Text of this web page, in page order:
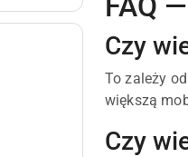
Czy
To zależy
większą
Czy